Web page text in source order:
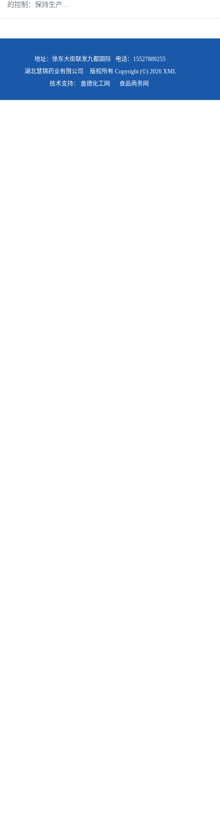
的控制：保持生产...
地址：徐东大街联发九都国际
电话：15527889255
湖北慧锦药业有限公司
版权所有 Copyright (©) 2026 XML
技术支持： 盖德化工网 食品商务网